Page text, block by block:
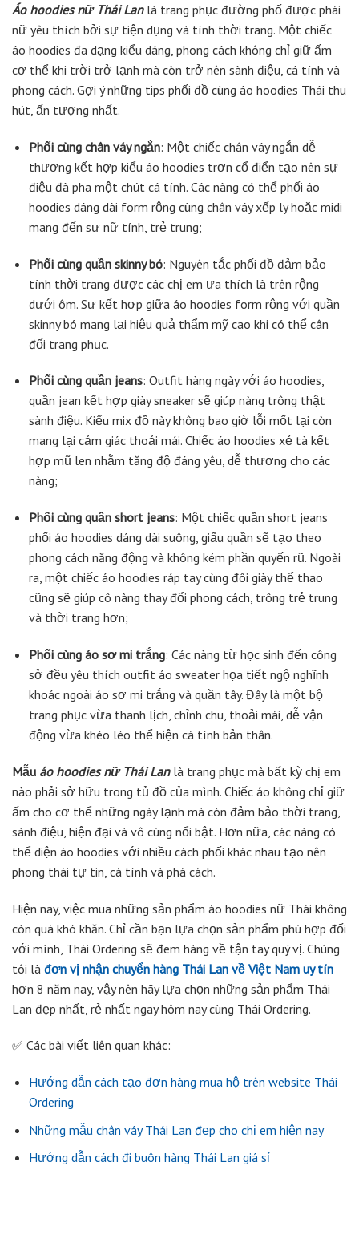
Áo hoodies nữ Thái Lan là trang phục đường phố được phái
nữ yêu thích bởi sự tiện dụng và tính thời trang. Một chiếc
áo hoodies đa dạng kiểu dáng, phong cách không chỉ giữ ấm
cơ thể khi trời trở lạnh mà còn trở nên sành điệu, cá tính và
phong cách. Gợi ý những tips phối đồ cùng áo hoodies Thái thu
hút, ấn tượng nhất.
Phối cùng chân váy ngắn: Một chiếc chân váy ngắn dễ
thương kết hợp kiểu áo hoodies trơn cổ điển tạo nên sự
điệu đà pha một chút cá tính. Các nàng có thể phối áo
hoodies dáng dài form rộng cùng chân váy xếp ly hoặc midi
mang đến sự nữ tính, trẻ trung;
Phối cùng quần skinny bó: Nguyên tắc phối đồ đảm bảo
tính thời trang được các chị em ưa thích là trên rộng
dưới ôm. Sự kết hợp giữa áo hoodies form rộng với quần
skinny bó mang lại hiệu quả thẩm mỹ cao khi có thể cân
đối trang phục.
Phối cùng quần jeans: Outfit hàng ngày với áo hoodies,
quần jean kết hợp giày sneaker sẽ giúp nàng trông thật
sành điệu. Kiểu mix đồ này không bao giờ lỗi mốt lại còn
mang lại cảm giác thoải mái. Chiếc áo hoodies xẻ tà kết
hợp mũ len nhằm tăng độ đáng yêu, dễ thương cho các
nàng;
Phối cùng quần short jeans: Một chiếc quần short jeans
phối áo hoodies dáng dài suông, giấu quần sẽ tạo theo
phong cách năng động và không kém phần quyến rũ. Ngoài
ra, một chiếc áo hoodies ráp tay cùng đôi giày thể thao
cũng sẽ giúp cô nàng thay đổi phong cách, trông trẻ trung
và thời trang hơn;
Phối cùng áo sơ mi trắng: Các nàng từ học sinh đến công
sở đều yêu thích outfit áo sweater họa tiết ngộ nghĩnh
khoác ngoài áo sơ mi trắng và quần tây. Đây là một bộ
trang phục vừa thanh lịch, chỉnh chu, thoải mái, dễ vận
động vừa khéo léo thể hiện cá tính bản thân.
Mẫu áo hoodies nữ Thái Lan là trang phục mà bất kỳ chị em
nào phải sở hữu trong tủ đồ của mình. Chiếc áo không chỉ giữ
ấm cho cơ thể những ngày lạnh mà còn đảm bảo thời trang,
sành điệu, hiện đại và vô cùng nổi bật. Hơn nữa, các nàng có
thể diện áo hoodies với nhiều cách phối khác nhau tạo nên
phong thái tự tin, cá tính và phá cách.
Hiện nay, việc mua những sản phẩm áo hoodies nữ Thái không
còn quá khó khăn. Chỉ cần bạn lựa chọn sản phẩm phù hợp đối
với mình, Thái Ordering sẽ đem hàng về tận tay quý vị. Chúng
tôi là đơn vị nhận chuyển hàng Thái Lan về Việt Nam uy tín
hơn 8 năm nay, vậy nên hãy lựa chọn những sản phẩm Thái
Lan đẹp nhất, rẻ nhất ngay hôm nay cùng Thái Ordering.
✅ Các bài viết liên quan khác:
Hướng dẫn cách tạo đơn hàng mua hộ trên website Thái
Ordering
Những mẫu chân váy Thái Lan đẹp cho chị em hiện nay
Hướng dẫn cách đi buôn hàng Thái Lan giá sỉ